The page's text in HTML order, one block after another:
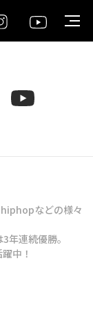
などの様々
年連続優勝。
中！